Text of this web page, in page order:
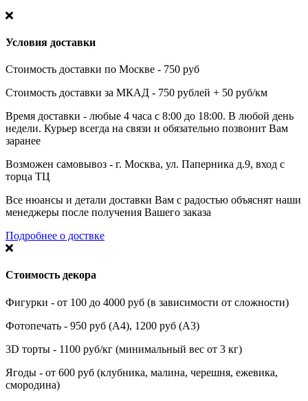
Условия доставки
Стоимость доставки по Москве - 750 руб
Стоимость доставки за МКАД - 750 рублей + 50 руб/км
Время доставки - любые 4 часа с 8:00 до 18:00. В любой день
недели. Курьер всегда на связи и обязательно позвонит Вам
заранее
Возможен самовывоз - г. Москва, ул. Паперника д.9, вход с
торца ТЦ
Все нюансы и детали доставки Вам с радостью объяснят наши
менеджеры после получения Вашего заказа
Подробнее о доствке
Стоимость декора
Фигурки - от 100 до 4000 руб (в зависимости от сложности)
Фотопечать - 950 руб (А4), 1200 руб (А3)
3D торты - 1100 руб/кг (минимальный вес от 3 кг)
Ягоды - от 600 руб (клубника, малина, черешня, ежевика,
смородина)